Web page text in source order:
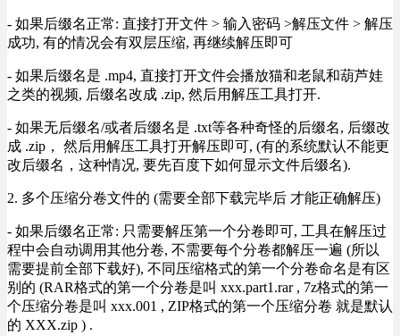
- 如果后缀名正常: 直接打开文件 > 输入密码 >解压文件 > 解压
成功, 有的情况会有双层压缩, 再继续解压即可
- 如果后缀名是 .mp4, 直接打开文件会播放猫和老鼠和葫芦娃
之类的视频, 后缀名改成 .zip, 然后用解压工具打开.
- 如果无后缀名/或者后缀名是 .txt等各种奇怪的后缀名, 后缀改
成 .zip， 然后用解压工具打开解压即可, (有的系统默认不能更
改后缀名，这种情况, 要先百度下如何显示文件后缀名).
2. 多个压缩分卷文件的 (需要全部下载完毕后 才能正确解压)
- 如果后缀名正常: 只需要解压第一个分卷即可, 工具在解压过
程中会自动调用其他分卷, 不需要每个分卷都解压一遍 (所以
需要提前全部下载好), 不同压缩格式的第一个分卷命名是有区
别的 (RAR格式的第一个分卷是叫 xxx.part1.rar , 7z格式的第一
个压缩分卷是叫 xxx.001 , ZIP格式的第一个压缩分卷 就是默认
的 XXX.zip ) .